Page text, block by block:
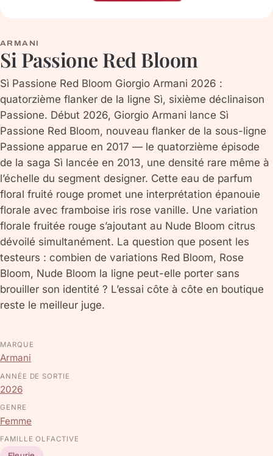
ARMANI
Si Passione Red Bloom
Sì Passione Red Bloom Giorgio Armani 2026 :
quatorzième flanker de la ligne Sì, sixième déclinaison
Passione. Début 2026, Giorgio Armani lance Sì
Passione Red Bloom, nouveau flanker de la sous-ligne
Passione apparue en 2017 — le quatorzième épisode
de la saga Sì lancée en 2013, une densité rare même à
l’échelle du segment designer. Cette eau de parfum
floral fruité rouge promet une interprétation épanouie
florale avec framboise iris rose vanille. Une variation
florale fruitée rouge s’ajoutant au Nude Bloom citrus
dévoilé simultanément. La question que posent les
testeurs : combien de variations Red Bloom, Rose
Bloom, Nude Bloom la ligne peut-elle porter sans
brouiller son identité ? L’essai côte à côte en boutique
reste le meilleur juge.
MARQUE
Armani
ANNÉE DE SORTIE
2026
GENRE
Femme
FAMILLE OLFACTIVE